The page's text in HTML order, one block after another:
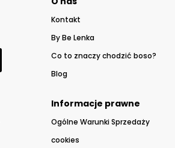
Kontakt
By Be Lenka
Co to znaczy chodzić boso?
Blog
Informacje prawne
Ogólne Warunki Sprzedaży
cookies